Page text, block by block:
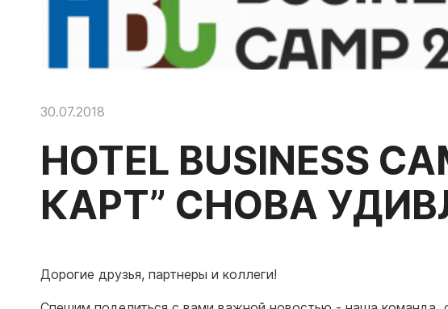
30.07.2018
HOTEL BUSINESS
КАРТ” СНОВА
Дорогие друзья, партнеры и коллеги!